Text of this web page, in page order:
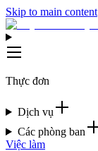
Skip to main content
Thực đơn
Dịch vụ
Các phòng ban
Việc làm